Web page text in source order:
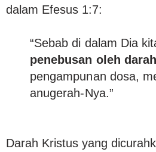
dalam Efesus 1:7:
“Sebab di dalam Dia
penebusan oleh
pengampunan dosa,
anugerah-Nya.”
Darah Kristus yang